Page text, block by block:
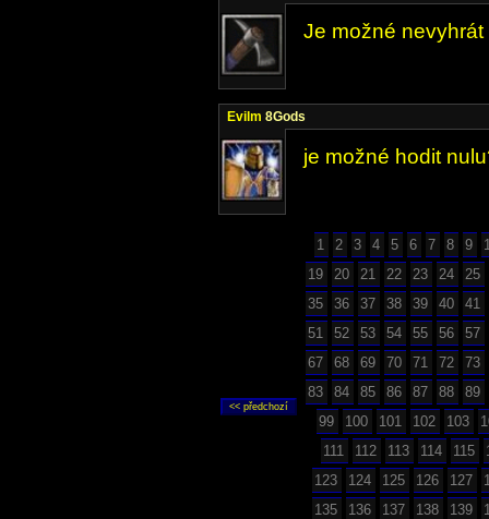
Je možné
Evilm 8Gods
je možné hodit
1 2 3 4 5 6 7 8 9
19
20 21 22 23 24
25
35
36 37 38 39 40
41
51
52 53 54 55 56
57
67
68 69 70 71 72
73
83
84 85 86 87 88
89
99
100 101 102 103
111
112 113 114 115
123
124 125 126 127
135
136 137 138 139